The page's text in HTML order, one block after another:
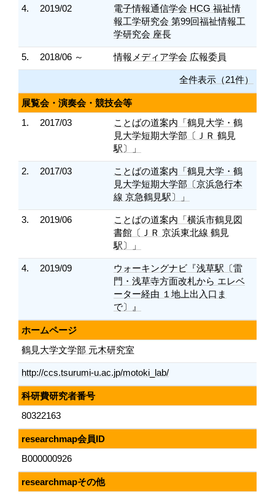
4. 2019/02
電子情報通信学会 HCG 福祉情
報工学研究会 第99回福祉情報工
学研究会 座長
5. 2018/06 ～ 情報メディア学会 広報委員
全件表示（21件）
展覧会・演奏会・競技会等
1.
2017/03
ことばの道案内「鶴見大学・鶴
見大学短期大学部〔ＪＲ 鶴見
駅〕」
2. 2017/03
ことばの道案内「鶴見大学・鶴
見大学短期大学部〔京浜急行本
線 京急鶴見駅〕」
3. 2019/06
ことばの道案内「横浜市鶴見図
書館〔ＪＲ 京浜東北線 鶴見
駅〕」
4. 2019/09
ウォーキングナビ『浅草駅〔雷
門・浅草寺方面改札から エレベ
ーター経由 １地上出入口ま
で〕』
ホームページ
鶴見大学文学部 元木研究室
http://ccs.tsurumi-u.ac.jp/motoki_lab/
科研費研究者番号
80322163
researchmap会員ID
B000000926
researchmapその他